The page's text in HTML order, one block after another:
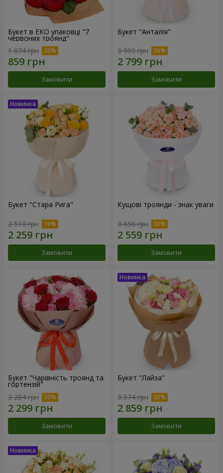
Букет в ЕКО упаковці "7
червоних троянд"
1 074 грн
Замовити
Букет "Анталія"
3 999 грн
Замовити
Букет "Стара Рига"
2 510 грн
Замовити
Кущові троянди - знак уваги
3 656 грн
Замовити
Букет "Чарівність троянд та
гортензій"
3 284 грн
Замовити
Букет "Лайза"
3 574 грн
Замовити